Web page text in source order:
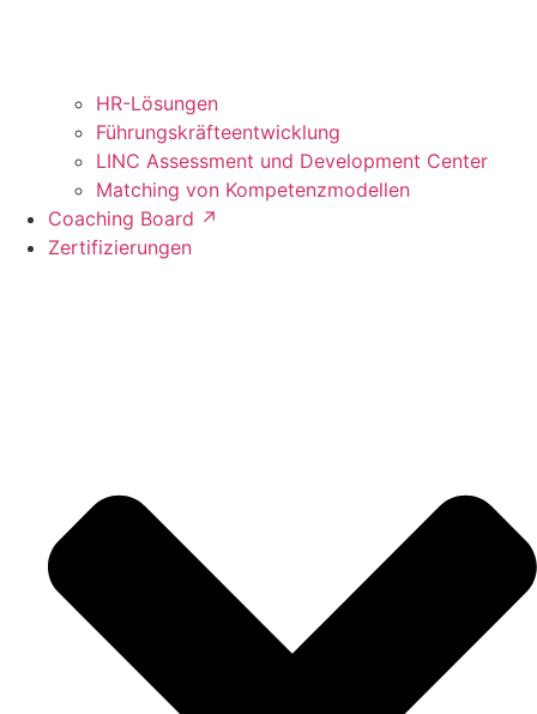
HR-Lösungen
Führungskräfteentwicklung
LINC Assessment und Development Center
Matching von Kompetenzmodellen
Coaching Board ↗︎
Zertifizierungen